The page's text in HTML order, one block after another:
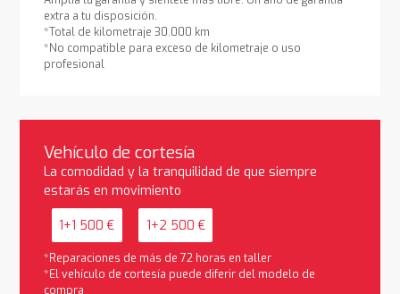
extra a tu disposición.
*Total de kilometraje 30.000 km
*No compatible para exceso de kilometraje o uso
profesional
Vehículo de cortesía
La comodidad y la tranquilidad de que siempre
estarás en movimiento
1+1 500 € 1+2 500 €
*Reparaciones de más de 72 horas en taller
*El vehículo de cortesía puede diferir del modelo de
compra